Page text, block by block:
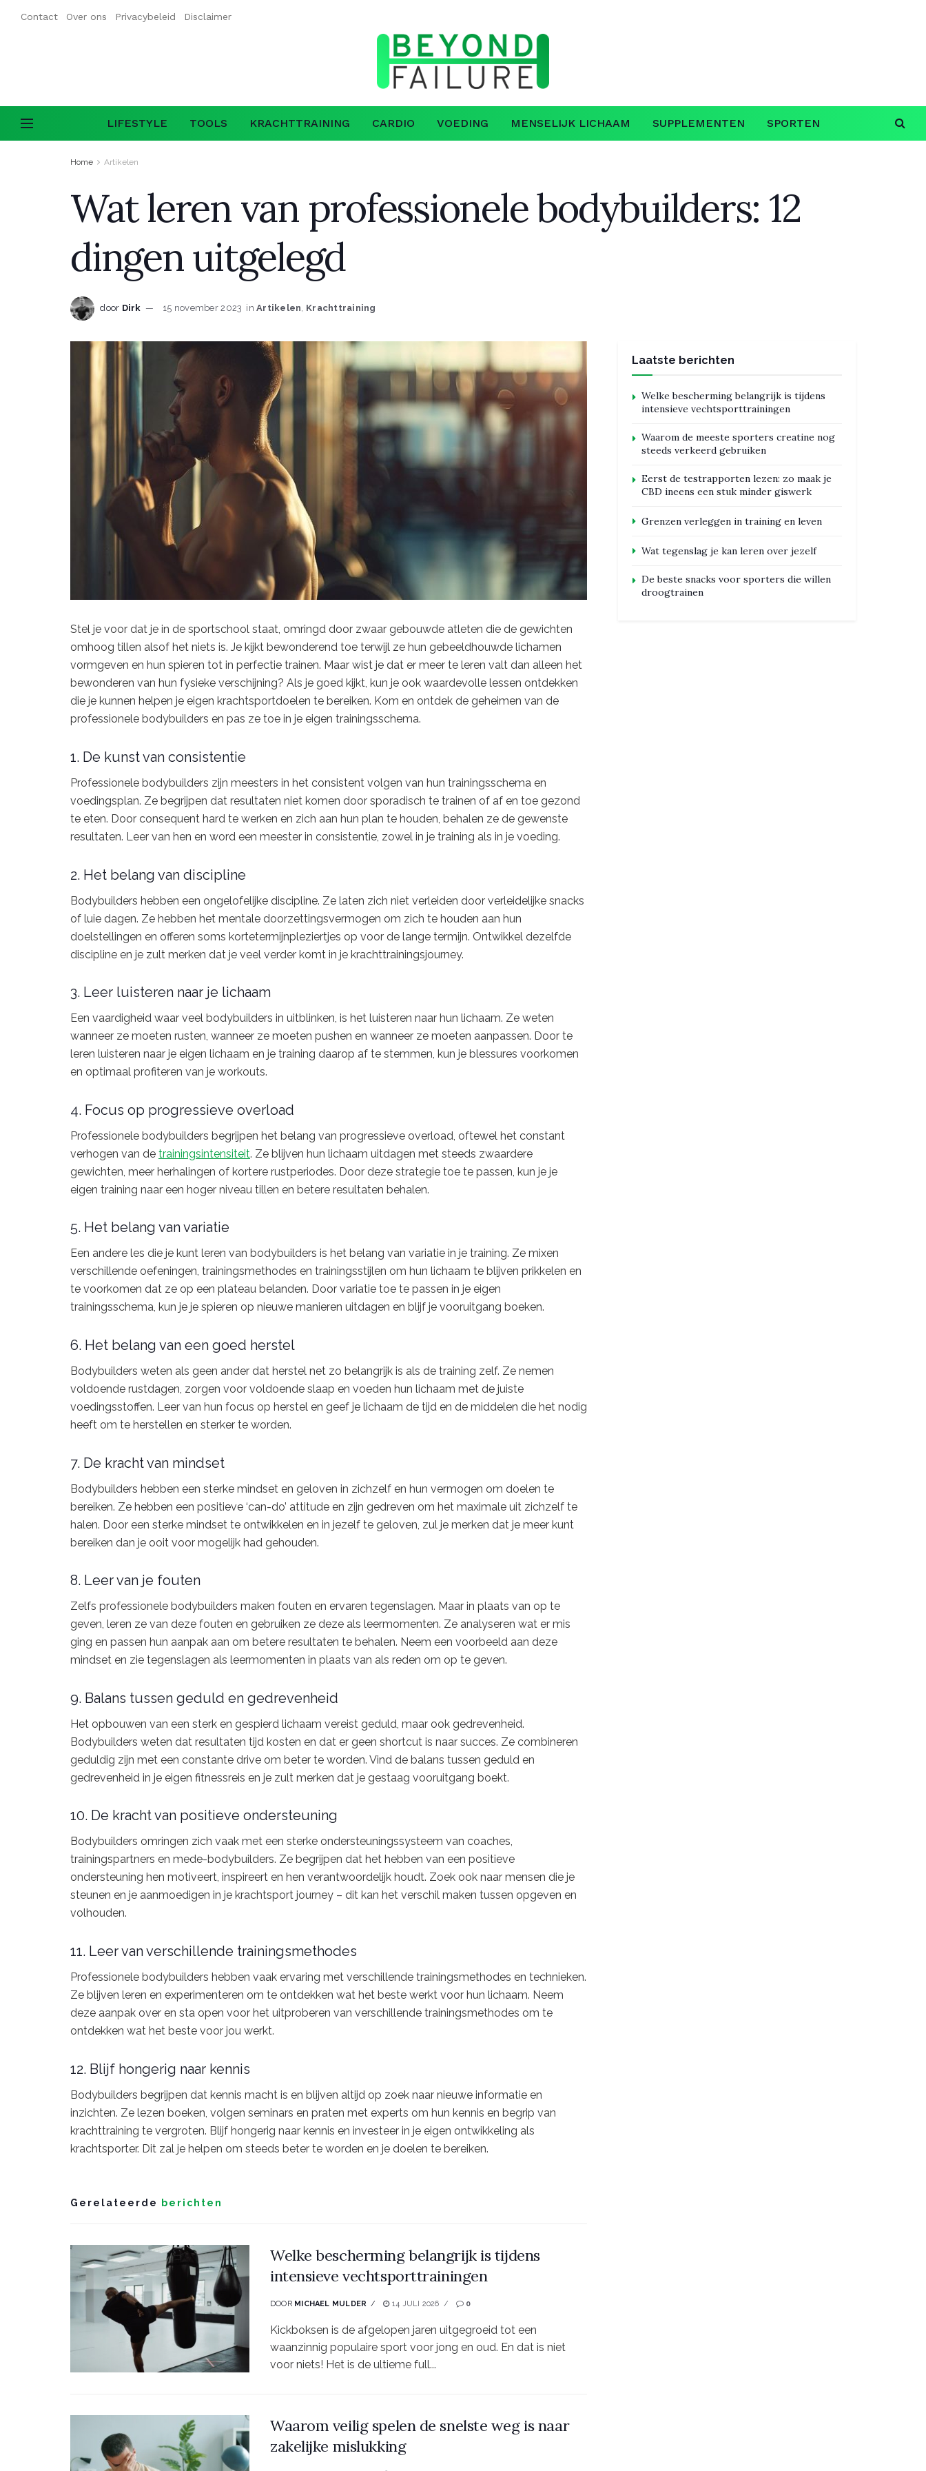
Contact Over ons Privacybeleid Disclaimer
LIFESTYLE TOOLS KRACHTTRAINING CARDIO VOEDING MENSELIJK LICHAAM SUPPLEMENTEN SPORTEN
Home Artikelen
Wat leren van professionele bodybuilders: 12
dingen uitgelegd
door Dirk 15 november 2023 in Artikelen, Krachttraining
Stel je voor dat je in de sportschool staat, omringd door zwaar gebouwde atleten die de gewichten
omhoog tillen alsof het niets is. Je kijkt bewonderend toe terwijl ze hun gebeeldhouwde lichamen
vormgeven en hun spieren tot in perfectie trainen. Maar wist je dat er meer te leren valt dan alleen het
bewonderen van hun fysieke verschijning? Als je goed kijkt, kun je ook waardevolle lessen ontdekken
die je kunnen helpen je eigen krachtsportdoelen te bereiken. Kom en ontdek de geheimen van de
professionele bodybuilders en pas ze toe in je eigen trainingsschema.
1. De kunst van consistentie
Professionele bodybuilders zijn meesters in het consistent volgen van hun trainingsschema en
voedingsplan. Ze begrijpen dat resultaten niet komen door sporadisch te trainen of af en toe gezond
te eten. Door consequent hard te werken en zich aan hun plan te houden, behalen ze de gewenste
resultaten. Leer van hen en word een meester in consistentie, zowel in je training als in je voeding.
2. Het belang van discipline
Bodybuilders hebben een ongelofelijke discipline. Ze laten zich niet verleiden door verleidelijke snacks
of luie dagen. Ze hebben het mentale doorzettingsvermogen om zich te houden aan hun
doelstellingen en offeren soms kortetermijnpleziertjes op voor de lange termijn. Ontwikkel dezelfde
discipline en je zult merken dat je veel verder komt in je krachttrainingsjourney.
3. Leer luisteren naar je lichaam
Een vaardigheid waar veel bodybuilders in uitblinken, is het luisteren naar hun lichaam. Ze weten
wanneer ze moeten rusten, wanneer ze moeten pushen en wanneer ze moeten aanpassen. Door te
leren luisteren naar je eigen lichaam en je training daarop af te stemmen, kun je blessures voorkomen
en optimaal profiteren van je workouts.
4. Focus op progressieve overload
Professionele bodybuilders begrijpen het belang van progressieve overload, oftewel het constant
verhogen van de trainingsintensiteit. Ze blijven hun lichaam uitdagen met steeds zwaardere
gewichten, meer herhalingen of kortere rustperiodes. Door deze strategie toe te passen, kun je je
eigen training naar een hoger niveau tillen en betere resultaten behalen.
5. Het belang van variatie
Een andere les die je kunt leren van bodybuilders is het belang van variatie in je training. Ze mixen
verschillende oefeningen, trainingsmethodes en trainingsstijlen om hun lichaam te blijven prikkelen en
te voorkomen dat ze op een plateau belanden. Door variatie toe te passen in je eigen
trainingsschema, kun je je spieren op nieuwe manieren uitdagen en blijf je vooruitgang boeken.
6. Het belang van een goed herstel
Bodybuilders weten als geen ander dat herstel net zo belangrijk is als de training zelf. Ze nemen
voldoende rustdagen, zorgen voor voldoende slaap en voeden hun lichaam met de juiste
voedingsstoffen. Leer van hun focus op herstel en geef je lichaam de tijd en de middelen die het nodig
heeft om te herstellen en sterker te worden.
7. De kracht van mindset
Bodybuilders hebben een sterke mindset en geloven in zichzelf en hun vermogen om doelen te
bereiken. Ze hebben een positieve ‘can-do’ attitude en zijn gedreven om het maximale uit zichzelf te
halen. Door een sterke mindset te ontwikkelen en in jezelf te geloven, zul je merken dat je meer kunt
bereiken dan je ooit voor mogelijk had gehouden.
8. Leer van je fouten
Zelfs professionele bodybuilders maken fouten en ervaren tegenslagen. Maar in plaats van op te
geven, leren ze van deze fouten en gebruiken ze deze als leermomenten. Ze analyseren wat er mis
ging en passen hun aanpak aan om betere resultaten te behalen. Neem een voorbeeld aan deze
mindset en zie tegenslagen als leermomenten in plaats van als reden om op te geven.
9. Balans tussen geduld en gedrevenheid
Het opbouwen van een sterk en gespierd lichaam vereist geduld, maar ook gedrevenheid.
Bodybuilders weten dat resultaten tijd kosten en dat er geen shortcut is naar succes. Ze combineren
geduldig zijn met een constante drive om beter te worden. Vind de balans tussen geduld en
gedrevenheid in je eigen fitnessreis en je zult merken dat je gestaag vooruitgang boekt.
10. De kracht van positieve ondersteuning
Bodybuilders omringen zich vaak met een sterke ondersteuningssysteem van coaches,
trainingspartners en mede-bodybuilders. Ze begrijpen dat het hebben van een positieve
ondersteuning hen motiveert, inspireert en hen verantwoordelijk houdt. Zoek ook naar mensen die je
steunen en je aanmoedigen in je krachtsport journey – dit kan het verschil maken tussen opgeven en
volhouden.
11. Leer van verschillende trainingsmethodes
Professionele bodybuilders hebben vaak ervaring met verschillende trainingsmethodes en technieken.
Ze blijven leren en experimenteren om te ontdekken wat het beste werkt voor hun lichaam. Neem
deze aanpak over en sta open voor het uitproberen van verschillende trainingsmethodes om te
ontdekken wat het beste voor jou werkt.
12. Blijf hongerig naar kennis
Bodybuilders begrijpen dat kennis macht is en blijven altijd op zoek naar nieuwe informatie en
inzichten. Ze lezen boeken, volgen seminars en praten met experts om hun kennis en begrip van
krachttraining te vergroten. Blijf hongerig naar kennis en investeer in je eigen ontwikkeling als
krachtsporter. Dit zal je helpen om steeds beter te worden en je doelen te bereiken.
Gerelateerde berichten
Welke bescherming belangrijk is tijdens
intensieve vechtsporttrainingen
DOOR MICHAEL MULDER 14 JULI 2026 0
Kickboksen is de afgelopen jaren uitgegroeid tot een
waanzinnig populaire sport voor jong en oud. En dat is niet
voor niets! Het is de ultieme full...
Waarom veilig spelen de snelste weg is naar
zakelijke mislukking
Laatste berichten
Welke bescherming belangrijk is tijdens
intensieve vechtsporttrainingen
Waarom de meeste sporters creatine nog
steeds verkeerd gebruiken
Eerst de testrapporten lezen: zo maak je
CBD ineens een stuk minder giswerk
Grenzen verleggen in training en leven
Wat tegenslag je kan leren over jezelf
De beste snacks voor sporters die willen
droogtrainen